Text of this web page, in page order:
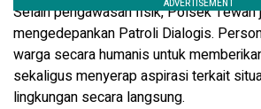
Selain pengawasan fisik, Polsek Tewah
mengedepankan Patroli Dialogis.
warga secara humanis untuk
sekaligus menyerap aspirasi terkait
lingkungan secara langsung.